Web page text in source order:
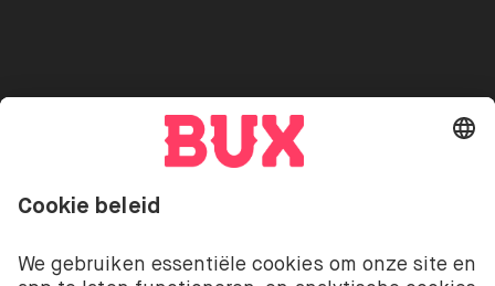
Go to "Instagram"
Go to "Facebook"
Go to "Twitter"Go to "Youtube"
Cookie Settings
De beleggingsdiensten van BUX met betrekking tot